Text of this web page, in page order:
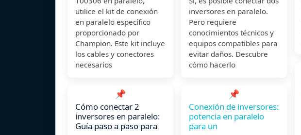
utilice el kit de conexión
en paralelo específico
proporcionado por
Champion. Este kit incluye
los cables y conectores
necesarios
📌
Cómo conectar 2
inversores en paralelo:
Guía paso a paso para
inversores en paralelo.
Pero requiere
conocimientos técnicos y
equipos compatibles para
evitar daños. Descubre
cómo hacerlo
📌
Conexión de inversores:
potencia en paralelo
para un